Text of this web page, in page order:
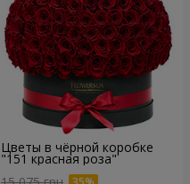
Цветы в чёрной коробке
"151 красная роза"